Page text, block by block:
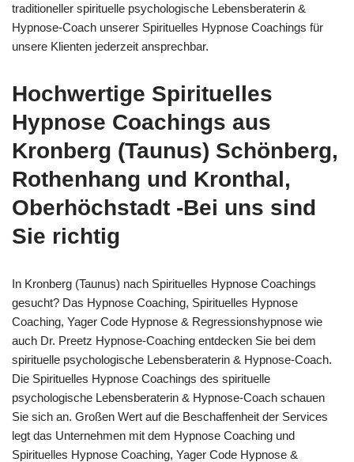
traditioneller spirituelle psychologische Lebensberaterin &
Hypnose-Coach unserer Spirituelles Hypnose Coachings für
unsere Klienten jederzeit ansprechbar.
Hochwertige Spirituelles
Hypnose Coachings aus
Kronberg (Taunus) Schönberg,
Rothenhang und Kronthal,
Oberhöchstadt -Bei uns sind
Sie richtig
In Kronberg (Taunus) nach Spirituelles Hypnose Coachings
gesucht? Das Hypnose Coaching, Spirituelles Hypnose
Coaching, Yager Code Hypnose & Regressionshypnose wie
auch Dr. Preetz Hypnose-Coaching entdecken Sie bei dem
spirituelle psychologische Lebensberaterin & Hypnose-Coach.
Die Spirituelles Hypnose Coachings des spirituelle
psychologische Lebensberaterin & Hypnose-Coach schauen
Sie sich an. Großen Wert auf die Beschaffenheit der Services
legt das Unternehmen mit dem Hypnose Coaching und
Spirituelles Hypnose Coaching, Yager Code Hypnose &